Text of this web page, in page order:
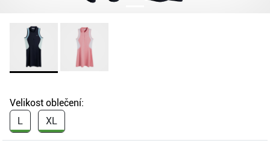
Velikost oblečení:
L
XL